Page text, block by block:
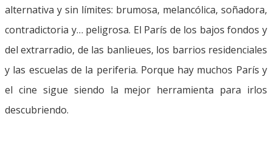
alternativa y sin límites: brumosa, melancólica, soñadora,
contradictoria y… peligrosa. El París de los bajos fondos y
del extrarradio, de las banlieues, los barrios residenciales
y las escuelas de la periferia. Porque hay muchos París y
el cine sigue siendo la mejor herramienta para irlos
descubriendo.